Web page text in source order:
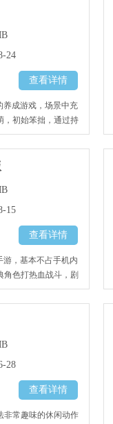
24
查看详情
养成游戏，场景中充
，初始笨拙，通过持
15
查看详情
游，基本不占手机内
角色打热血战斗，剧
流畅，还有PVP对
者对决。不管用手
玩，随时进入火影
28
查看详情
非常趣味的休闲动作